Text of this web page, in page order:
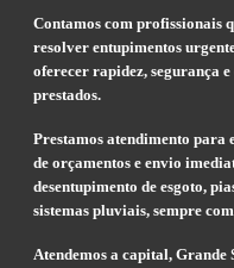
Contamos com profissionais
resolver entupimentos
oferecer rapidez, segurança
prestados.
Prestamos atendimento para
de orçamentos e envio
desentupimento de esgoto,
sistemas pluviais, sempre
Atendemos a capital, Grande